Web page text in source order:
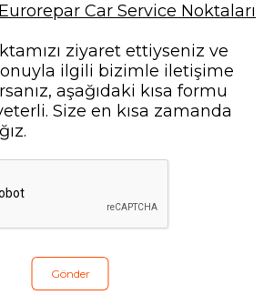
Car Service Noktaları
ziyaret ettiyseniz ve
ilgili bizimle iletişime
aşağıdaki kısa formu
Size en kısa zamanda